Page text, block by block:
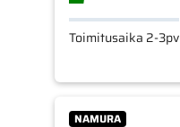
Toimitusaika 2-3pv
NAMURA